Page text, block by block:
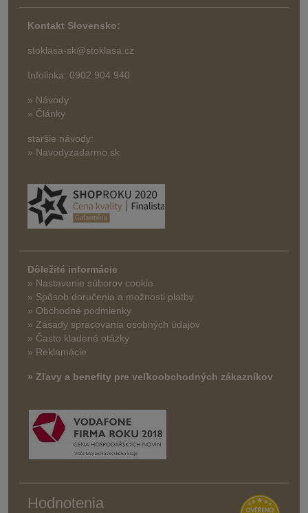
Kontakt Slovensko:
stoklasa-sk@stoklasa.cz
Infolinka: 0902 904 940
» Návody
» Články
staršie návody:
» Navodyzadarmo.sk
Dôležité informácie
» Nastavenie súborov cookie
» Spôsob doručenia a možnosti platby
» Obchodné podmienky
» Zásady spracovania osobných údajov
» Často kladené otázky
» Reklamácie
» Zľavy a benefity pre veľkoobchodných zákazníkov
Hodnotenia